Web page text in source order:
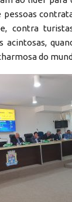
pessoas
contra
acintosas,
do